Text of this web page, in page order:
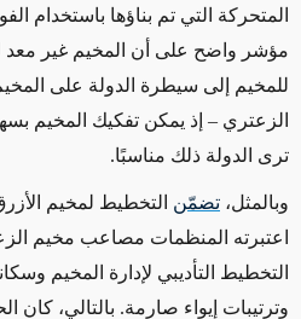
المتحركة التي تم بناؤها باستخدام
مؤشر واضح على أن المخيم غير معد
للمخيم إلى سيطرة الدولة على
الزعتري – إذ يمكن تفكيك المخيم
ترى الدولة ذلك مناسبًا.
وبالمثل، تضمن التخطيط لمخيم
اعتبرته المنظمات مصاعب مخيم
التخطيط التأديبي لإدارة المخيم
وترتيبات إيواء صارمة. بالتالي، كان